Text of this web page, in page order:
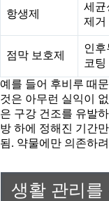
항생제
세균
제거
점막 보호제
인후
코팅
예를 들어 후비루 때
것은 아무런 실익이
은 구강 건조를 유발
방 하에 정해진 기간
됨. 약물에만 의존하
생활 관리를